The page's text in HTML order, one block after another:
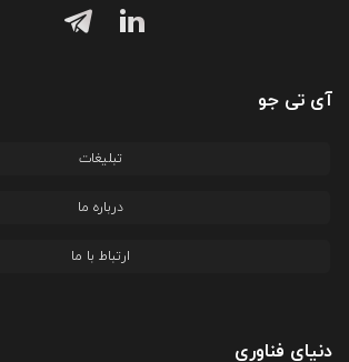
آی تی جو
تبلیغات
درباره ما
ارتباط با ما
دنیای فناوری